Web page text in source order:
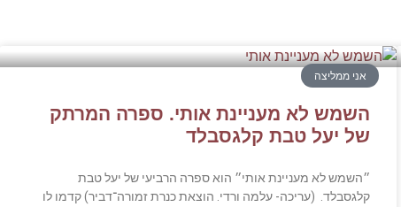
אני ממליצה
השמש לא מעניינת אותי. ספרה המרתק
של יעל טבת קלגסבלד
״השמש לא מעניינת אותי״ הוא ספרה הרביעי של יעל טבת
קלגסבלד. (עריכה- עלמה ורדי. הוצאת כנרת זמורה־דביר) קדמו לו